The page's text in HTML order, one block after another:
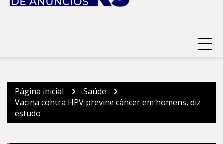
Página inicial
Saúde
Vacina contra HPV previne câncer em homens, diz
estudo